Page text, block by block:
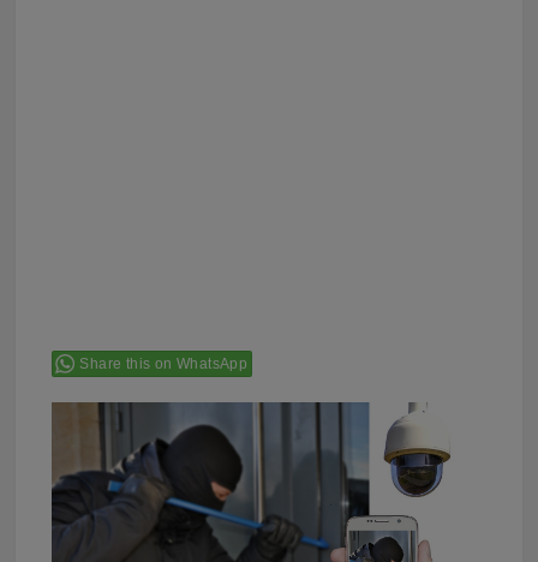
Share this on WhatsApp